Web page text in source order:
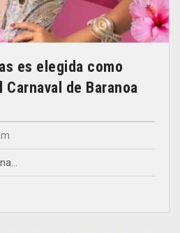
es elegida como
de Baranoa